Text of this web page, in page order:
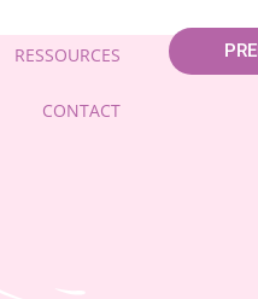
RESSOURCES
CONTACT